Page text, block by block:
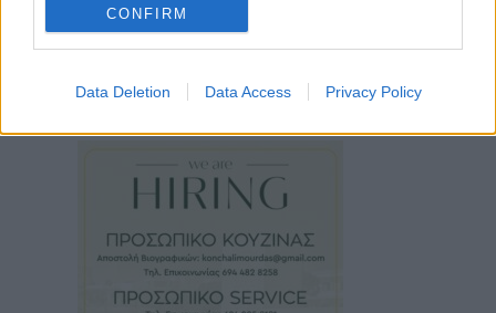
CONFIRM
Data Deletion Data Access Privacy Policy